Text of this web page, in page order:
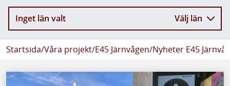
Inget län valt Välj län
Startsida/Våra projekt/E45 Järnvågen/Nyheter E45